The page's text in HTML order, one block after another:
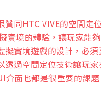
贊同HTC VIVE的空間
實境的體驗，讓玩家能
擬實境遊戲的設計，必
透過空間定位技術讓玩
介面也都是很重要的課題